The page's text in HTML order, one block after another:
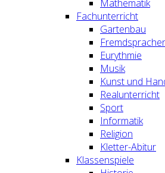
Mathematik
Fachunterricht
Gartenbau
Eurythmie
Musik
Kunst und
Realunterricht
Sport
Informatik
Religion
Kletter-Abitur
Klassenspiele